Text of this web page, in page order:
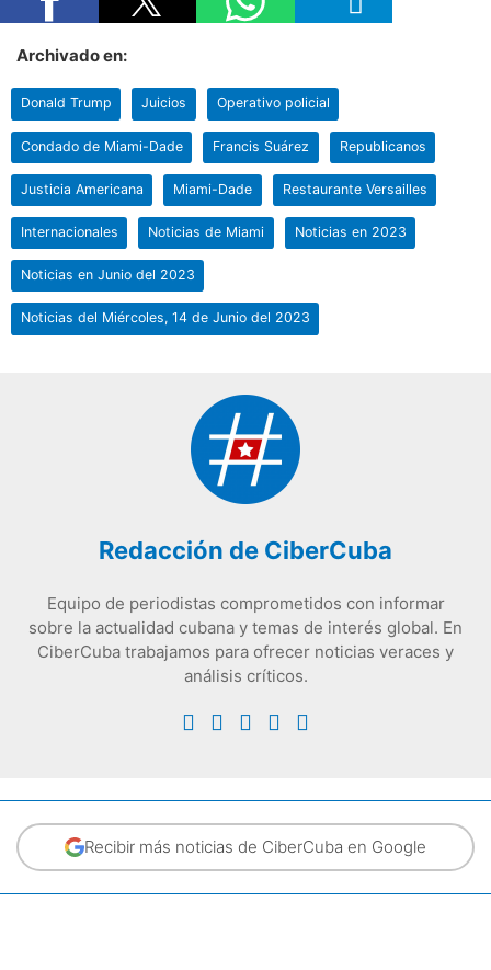
Archivado en:
Donald Trump Juicios Operativo policial
Condado de Miami-Dade Francis Suárez Republicanos
Justicia Americana Miami-Dade Restaurante Versailles
Internacionales Noticias de Miami Noticias en 2023
Noticias en Junio del 2023
Noticias del Miércoles, 14 de Junio del 2023
Redacción de CiberCuba
Equipo de periodistas comprometidos con informar
sobre la actualidad cubana y temas de interés global. En
CiberCuba trabajamos para ofrecer noticias veraces y
análisis críticos.
Recibir más noticias de CiberCuba en Google